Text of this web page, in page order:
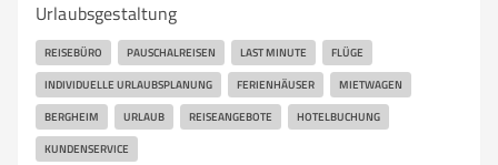
Urlaubsgestaltung
REISEBÜRO PAUSCHALREISEN LAST MINUTE FLÜGE
INDIVIDUELLE URLAUBSPLANUNG FERIENHÄUSER MIETWAGEN
BERGHEIM URLAUB REISEANGEBOTE HOTELBUCHUNG
KUNDENSERVICE